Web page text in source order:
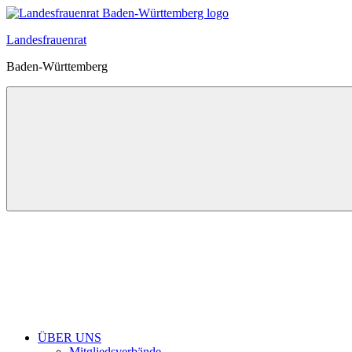
Zum
springen
Landesfrauenrat
Baden-Württemberg
ÜBER UNS